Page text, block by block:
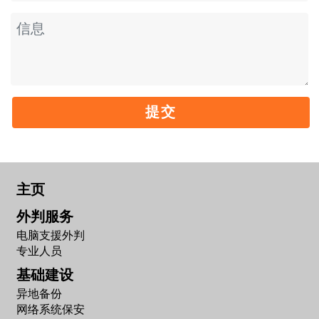
提交
主页
外判服务
电脑支援外判
专业人员
基础建设
异地备份
网络系统保安